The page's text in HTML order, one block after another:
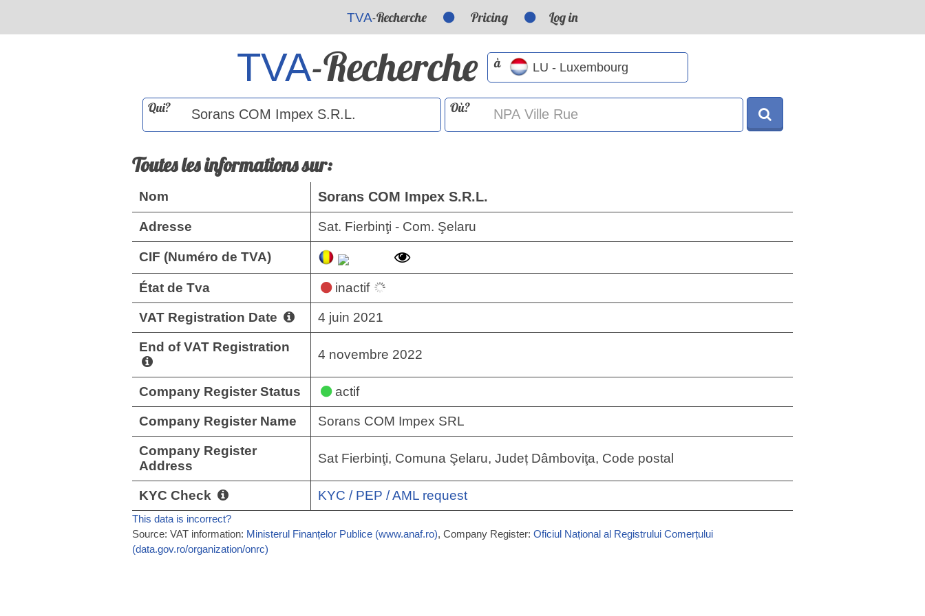
TVA-Recherche Pricing Log in
TVA-Recherche à
Qui? Où?
Toutes les informations sur:
Nom Sorans COM Impex S.R.L.
Adresse Sat. Fierbinţi - Com. Şelaru
CIF (Numéro de TVA)
État de Tva inactif
VAT Registration Date 4 juin 2021
End of VAT Registration
4 novembre 2022
Company Register Status actif
Company Register Name Sorans COM Impex SRL
Company Register
Address
Sat Fierbinţi, Comuna Şelaru, Județ Dâmboviţa, Code postal
KYC Check KYC / PEP / AML request
This data is incorrect?
Source: VAT information: Ministerul Finanțelor Publice (www.anaf.ro), Company Register: Oficiul Național al Registrului Comerțului
(data.gov.ro/organization/onrc)